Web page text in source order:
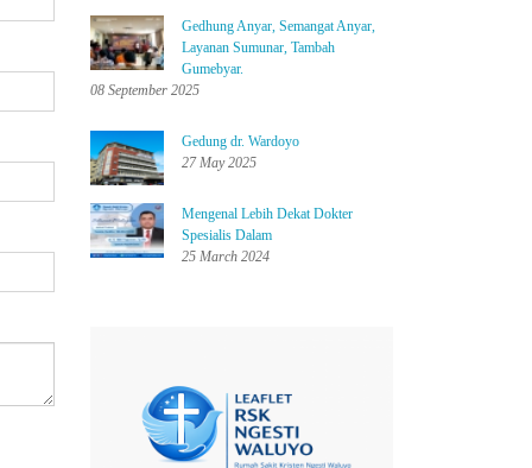
Gedhung Anyar, Semangat Anyar,
Layanan Sumunar, Tambah
Gumebyar.
08 September 2025
Gedung dr. Wardoyo
27 May 2025
Mengenal Lebih Dekat Dokter
Spesialis Dalam
25 March 2024